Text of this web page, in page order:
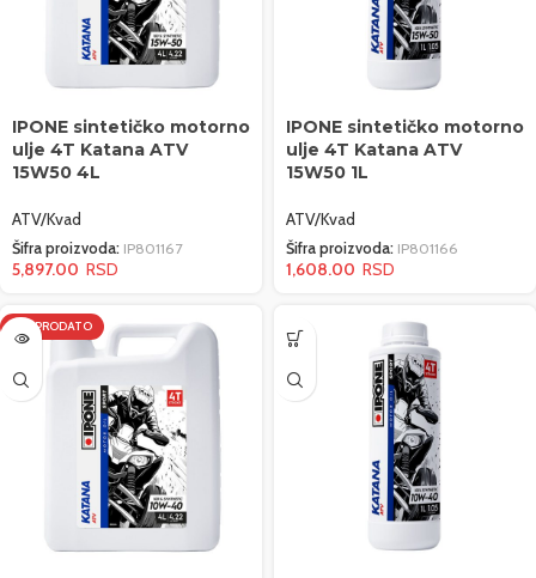
IPONE sintetičko motorno
ulje 4T Katana ATV
15W50 4L
ATV/Kvad
Šifra proizvoda: IP801167
5,897.00
IPONE sintetičko motorno
ulje 4T Katana ATV
15W50 1L
ATV/Kvad
Šifra proizvoda: IP801166
1,608.00
RASPRODATO